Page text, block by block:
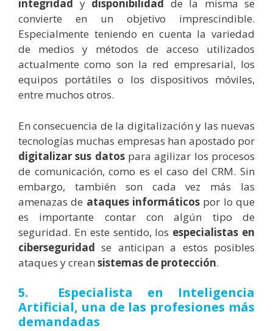
integridad y disponibilidad de la misma se
convierte en un objetivo imprescindible.
Especialmente teniendo en cuenta la variedad
de medios y métodos de acceso utilizados
actualmente como son la red empresarial, los
equipos portátiles o los dispositivos móviles,
entre muchos otros.
En consecuencia de la digitalización y las nuevas
tecnologías muchas empresas han apostado por
digitalizar sus datos para agilizar los procesos
de comunicación, como es el caso del CRM. Sin
embargo, también son cada vez más las
amenazas de ataques informáticos por lo que
es importante contar con algún tipo de
seguridad. En este sentido, los especialistas en
ciberseguridad se anticipan a estos posibles
ataques y crean sistemas de protección.
5. Especialista en Inteligencia
Artificial, una de las profesiones más
demandadas